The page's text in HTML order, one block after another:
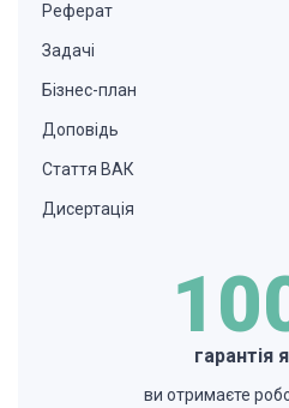
Реферат
Задачі
Бізнес-план
Доповідь
Стаття ВАК
Дисертація
гарантія
ви отримаєте